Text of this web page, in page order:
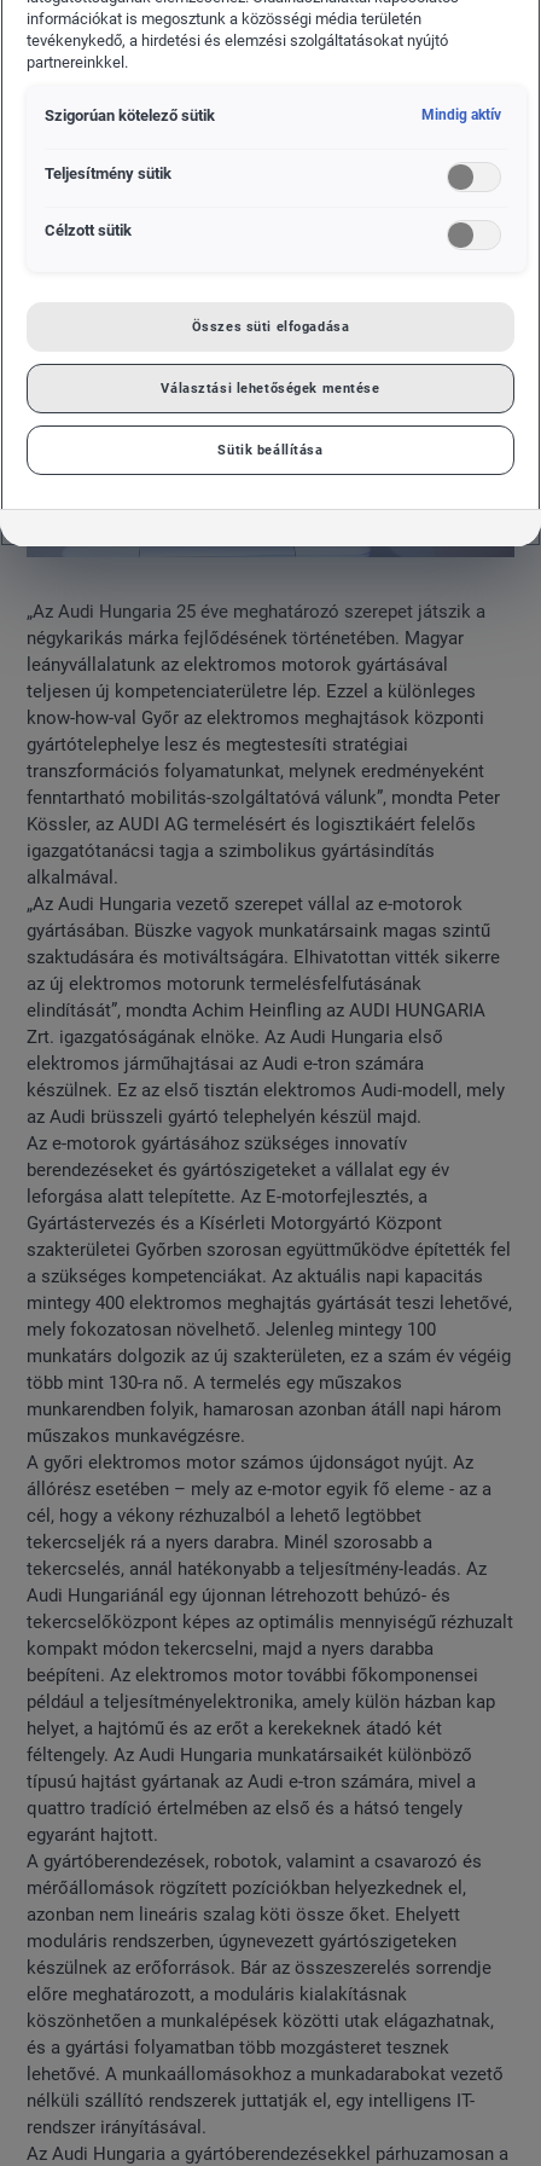
koncepcióval, a moduláris gyártással készülnek az
elektromos járműhajtások. Az e-motorgyártás
összegű eurós beruházást valósított meg. Jelenleg
szakterületen.
„Az Audi Hungaria 25 éve meghatározó szerepet játszik a
négykarikás márka fejlődésének történetében. Magyar
leányvállalatunk az elektromos motorok gyártásával
teljesen új kompetenciaterületre lép. Ezzel a különleges
know-how-val Győr az elektromos meghajtások központi
gyártótelephelye lesz és megtestesíti stratégiai
transzformációs folyamatunkat, melynek eredményeként
fenntartható mobilitás-szolgáltatóvá válunk”, mondta Peter
Kössler, az AUDI AG termelésért és logisztikáért felelős
igazgatótanácsi tagja a szimbolikus gyártásindítás
alkalmával.
„Az Audi Hungaria vezető szerepet vállal az e-motorok
gyártásában. Büszke vagyok munkatársaink magas szintű
szaktudására és motiváltságára. Elhivatottan vitték sikerre
az új elektromos motorunk termelésfelfutásának
elindítását”, mondta Achim Heinfling az AUDI HUNGARIA
Zrt. igazgatóságának elnöke. Az Audi Hungaria első
elektromos járműhajtásai az Audi e-tron számára
készülnek. Ez az első tisztán elektromos Audi-modell, mely
az Audi brüsszeli gyártó telephelyén készül majd.
Az e-motorok gyártásához szükséges innovatív
berendezéseket és gyártószigeteket a vállalat egy év
leforgása alatt telepítette. Az E-motorfejlesztés, a
Gyártástervezés és a Kísérleti Motorgyártó Központ
szakterületei Győrben szorosan együttműködve építették fel
a szükséges kompetenciákat. Az aktuális napi kapacitás
mintegy 400 elektromos meghajtás gyártását teszi lehetővé,
mely fokozatosan növelhető. Jelenleg mintegy 100
munkatárs dolgozik az új szakterületen, ez a szám év végéig
több mint 130-ra nő. A termelés egy műszakos
munkarendben folyik, hamarosan azonban átáll napi három
műszakos munkavégzésre.
A győri elektromos motor számos újdonságot nyújt. Az
állórész esetében – mely az e-motor egyik fő eleme - az a
cél, hogy a vékony rézhuzalból a lehető legtöbbet
tekercseljék rá a nyers darabra. Minél szorosabb a
tekercselés, annál hatékonyabb a teljesítmény-leadás. Az
Audi Hungariánál egy újonnan létrehozott behúzó- és
tekercselőközpont képes az optimális mennyiségű rézhuzalt
kompakt módon tekercselni, majd a nyers darabba
beépíteni. Az elektromos motor további főkomponensei
például a teljesítményelektronika, amely külön házban kap
helyet, a hajtómű és az erőt a kerekeknek átadó két
féltengely. Az Audi Hungaria munkatársaikét különböző
típusú hajtást gyártanak az Audi e-tron számára, mivel a
quattro tradíció értelmében az első és a hátsó tengely
egyaránt hajtott.
A gyártóberendezések, robotok, valamint a csavarozó és
mérőállomások rögzített pozíciókban helyezkednek el,
azonban nem lineáris szalag köti össze őket. Ehelyett
moduláris rendszerben, úgynevezett gyártószigeteken
készülnek az erőforrások. Bár az összeszerelés sorrendje
előre meghatározott, a moduláris kialakításnak
köszönhetően a munkalépések közötti utak elágazhatnak,
és a gyártási folyamatban több mozgásteret tesznek
lehetővé. A munkaállomásokhoz a munkadarabokat vezető
nélküli szállító rendszerek juttatják el, egy intelligens IT-
rendszer irányításával.
Az Audi Hungaria a gyártóberendezésekkel párhuzamosan a
információkat is megosztunk a közösségi média területén
tevékenykedő, a hirdetési és elemzési szolgáltatásokat nyújtó
partnereinkkel.
Szigorúan kötelező sütik Mindig aktív
Teljesítmény sütik
Célzott sütik
Összes süti elfogadása
Választási lehetőségek mentése
Sütik beállítása